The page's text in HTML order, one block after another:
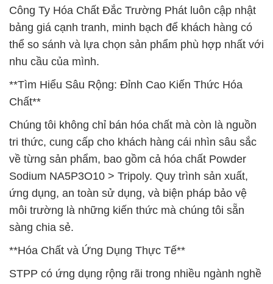
Công Ty Hóa Chất Đắc Trường Phát luôn cập nhật
bảng giá cạnh tranh, minh bạch để khách hàng có
thể so sánh và lựa chọn sản phẩm phù hợp nhất với
nhu cầu của mình.
**Tìm Hiểu Sâu Rộng: Đỉnh Cao Kiến Thức Hóa
Chất**
Chúng tôi không chỉ bán hóa chất mà còn là nguồn
tri thức, cung cấp cho khách hàng cái nhìn sâu sắc
về từng sản phẩm, bao gồm cả hóa chất Powder
Sodium NA5P3O10 > Tripoly. Quy trình sản xuất,
ứng dụng, an toàn sử dụng, và biện pháp bảo vệ
môi trường là những kiến thức mà chúng tôi sẵn
sàng chia sẻ.
**Hóa Chất và Ứng Dụng Thực Tế**
STPP có ứng dụng rộng rãi trong nhiều ngành nghề